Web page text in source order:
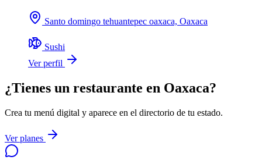
Santo domingo tehuantepec oaxaca, Oaxaca
Sushi
Ver perfil
¿Tienes un restaurante en Oaxaca?
Crea tu menú digital y aparece en el directorio de tu estado.
Ver planes